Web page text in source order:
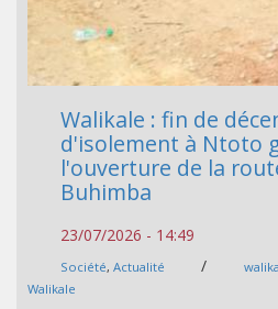
Walikale : fin de
d'isolement à Ntoto
l'ouverture de la
Buhimba
23/07/2026 - 14:49
Société, Actualité /
Walikale